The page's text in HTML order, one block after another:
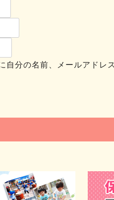
分の名前、メールアドレ